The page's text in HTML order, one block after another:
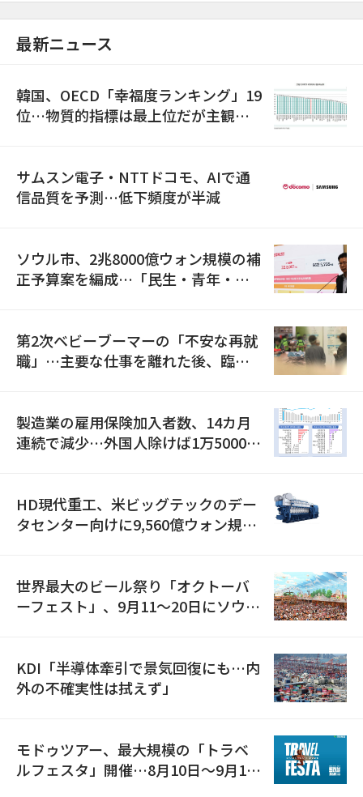
最新ニュース
韓国、OECD「幸福度ランキング」19
位…物質的指標は最上位だが主観的
サムスン電子・NTTドコモ、AIで通
信品質を予測…低下頻度が半減
ソウル市、2兆8000億ウォン規模の補
正予算案を編成…「民生・青年・安
第2次ベビーブーマーの「不安な再就
職」…主要な仕事を離れた後、臨時
製造業の雇用保険加入者数、14カ月
連続で減少…外国人除けば1万5000人
HD現代重工、米ビッグテックのデー
タセンター向けに9,560億ウォン規模
世界最大のビール祭り「オクトーバ
ーフェスト」、9月11〜20日にソウル
KDI「半導体牽引で景気回復にも…内
外の不確実性は拭えず」
モドゥツアー、最大規模の「トラベ
ルフェスタ」開催…8月10日～9月11